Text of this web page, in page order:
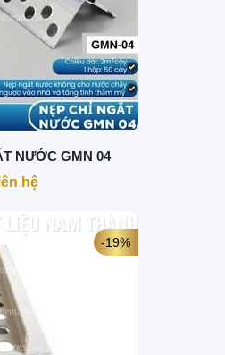
NƯỚC GMN 04
hệ
-19%